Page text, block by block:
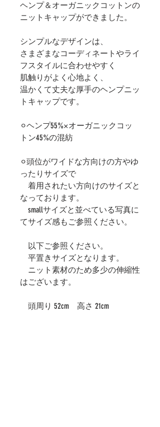
ヘンプ＆オーガニックコットンの
ニットキャップができました。
シンプルなデザインは、
さまざまなコーディネートやライ
フスタイルに合わせやすく
肌触りがよく心地よく、
温かくて丈夫な厚手のヘンプニッ
トキャップです。
⚪︎ヘンプ55%×オーガニックコッ
トン45%の混紡
⚪︎頭位がワイドな方向けの方やゆ
ったりサイズで
着用されたい方向けのサイズと
なっております。
smallサイズと並べている写真に
てサイズ感もご参照ください。
以下ご参照ください。
平置きサイズとなります。
ニット素材のため多少の伸縮性
はございます。
頭周り 52cm 高さ 21cm